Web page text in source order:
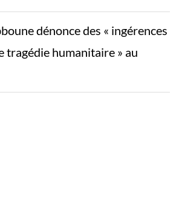
dénonce des « ingérences
tragédie humanitaire » au